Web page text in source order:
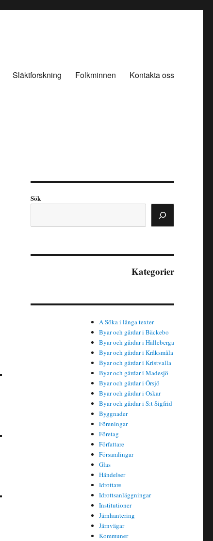
Släktforskning Folkminnen Kontakta oss
Sök
Kategorier
A Söka i långa texter
Byar och gårdar i Bäckebo
Byar och gårdar i Hälleberga
Byar och gårdar i Kråksmåla
Byar och gårdar i Kristvalla
Byar och gårdar i Madesjö
Byar och gårdar i Örsjö
Byar och gårdar i Oskar
Byar och gårdar i S:t Sigfrid
Byggnader
Föreningar
Företag
Författare
Församlingar
Glas
Händelser
Idrottare
Idrottsanläggningar
Institutioner
Järnhantering
Järnvägar
Kommuner